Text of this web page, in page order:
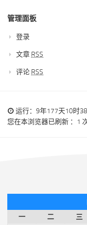
管理面板
登录
文章 RSS
评论 RSS
运行：9年177天10时
您在本浏览器已刷新 ：1 次
一
二 三